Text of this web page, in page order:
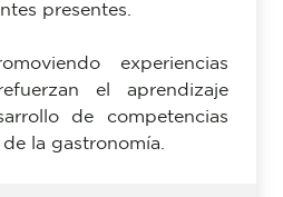
presentes.
experiencias
el aprendizaje
de competencias
la gastronomía.